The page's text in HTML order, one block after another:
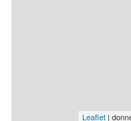
Leaflet |